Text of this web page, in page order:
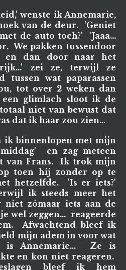
wenste ik Annemarie,
van de deur. 'Geniet
de auto toch?' 'Jaaa...
We pakken tussendoor
en dan door naar het
zei ze, terwijl ze
tussen wat paparassen
tot over 2 weken dan
glimlach sloot ik de
niet van bewust dat
dat ik haar zou zien...
ik binnenlopen met mijn
en zag meteen
van Frans. Ik trok mijn
toen hij zonder op te
hetzelfde. 'Is er iets?'
ik steeds meer het
niet zómaar iets aan de
wel zeggen... reageerde
Afwachtend bleef ik
mijn adem in voor wat
Annemarie... Ze is
en kon niet reageren.
bleef ik hem